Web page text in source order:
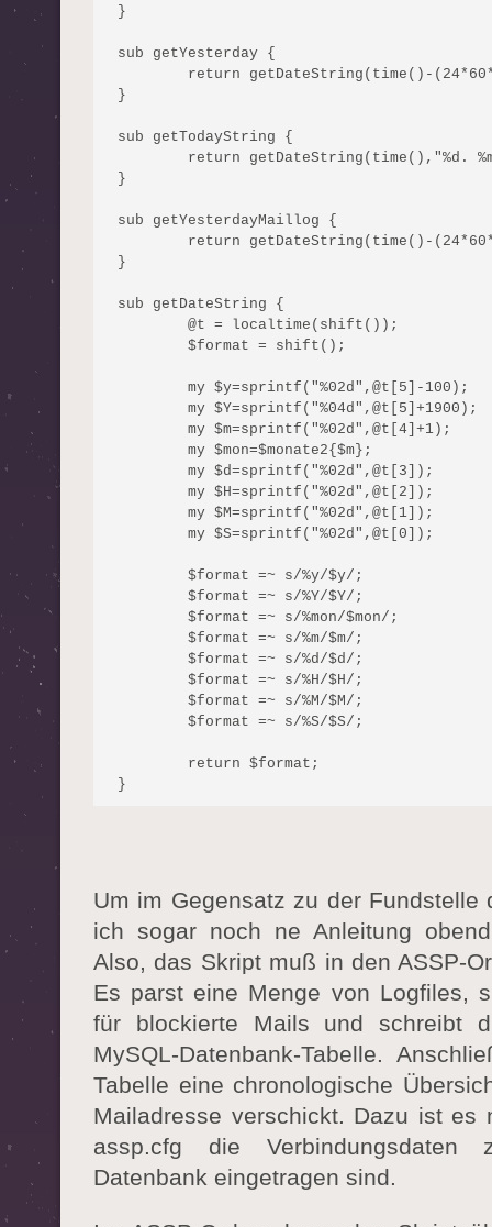
}
sub getYesterday {
}
sub getTodayString {
}
sub getYesterdayMaillog {
}
sub getDateString {
}
Um im Gegensatz zu der Fundstelle
ich sogar noch ne Anleitung
Also, das Skript muß in den ASSP-
Es parst eine Menge von Logfiles,
für blockierte Mails und schreibt
MySQL-Datenbank-Tabelle.
Tabelle eine chronologische
Mailadresse verschickt. Dazu ist es
assp.cfg die Verbindungsdaten
Datenbank eingetragen sind.